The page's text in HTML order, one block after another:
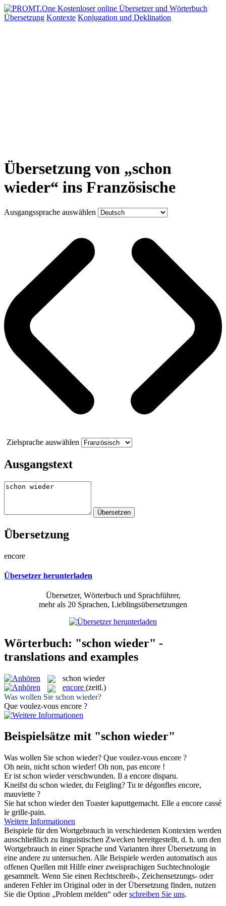
Übersetzung Kontexte Konjugation und Deklination
Übersetzung von „schon
wieder“ ins Französische
Ausgangssprache auswählen
Zielsprache auswählen
Ausgangstext
Übersetzung
encore
Übersetzer herunterladen
Übersetzer, Wörterbuch und Sprachführer,
mehr als 20 Sprachen, Lieblingsübersetzungen
Wörterbuch: "schon wieder" -
translations and examples
schon wieder
encore (zeitl.)
Was wollen Sie schon wieder?
Que voulez-vous encore ?
Beispielsätze mit "schon wieder"
Was wollen Sie schon wieder? Que voulez-vous encore ?
Oh nein, nicht schon wieder! Oh non, pas encore !
Er ist schon wiederverschwunden. Il a encore disparu.
Kneifst du schon wieder, du Feigling? Tu te dégonfles encore,
mauviette ?
Sie hat schon wiederden Toaster kaputtgemacht. Elle a encore cassé
le grille-pain.
Weitere Informationen
Beispiele für den Wortgebrauch in verschiedenen Kontexten werden
ausschließlich zu linguistischen Zwecken bereitgestellt, d. h. um den
Wortgebrauch in einer Sprache und Varianten ihrer Übersetzung in
eine andere zu untersuchen. Alle Beispiele werden automatisch aus
offenen Quellen mit Hilfe einer zweisprachigen Suchtechnologie
gesammelt. Wenn Sie einen Rechtschreib-, Zeichensetzungs- oder
anderen Fehler im Original oder in der Übersetzung finden, nutzen
Sie die Option „Problem melden“ oderschreiben Sie uns.